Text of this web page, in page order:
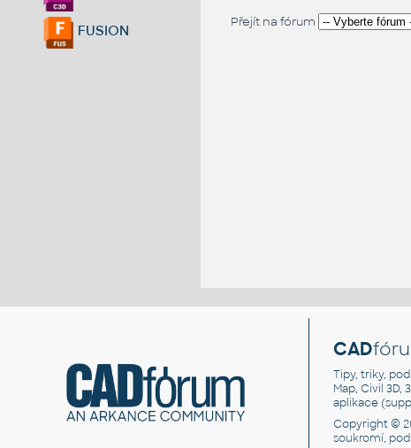
FUSION
Přejít na fórum
CAD
Tipy, triky,
Map, Civil 3D,
aplikace
Copyright ©
soukromí,